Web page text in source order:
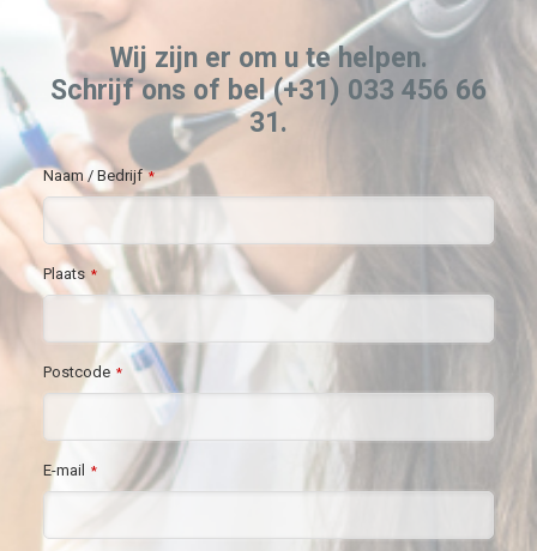
Wij zijn er om u te helpen.
Schrijf ons of bel (+31) 033 456 66
31.
Naam / Bedrijf *
Plaats *
Postcode *
E-mail *